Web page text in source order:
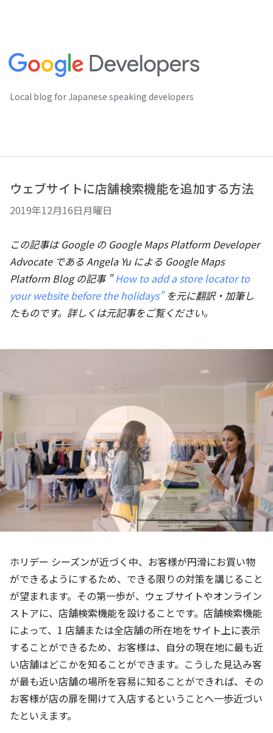
Local blog for Japanese speaking developers
ウェブサイトに店舗検索機能を追加する方法
2019年12月16日月曜日
この記事は Google の Google Maps Platform Developer
Advocate である Angela Yu による Google Maps
Platform Blog の記事 "How to add a store locator to
your website before the holidays"を元に翻訳・加筆し
たものです。詳しくは元記事をご覧ください。
ホリデー シーズンが近づく中、お客様が円滑にお買い物
ができるようにするため、できる限りの対策を講じること
が望まれます。その第一歩が、ウェブサイトやオンライン
ストアに、店舗検索機能を設けることです。店舗検索機能
によって、1 店舗または全店舗の所在地をサイト上に表示
することができるため、お客様は、自分の現在地に最も近
い店舗はどこかを知ることができます。こうした見込み客
が最も近い店舗の場所を容易に知ることができれば、その
お客様が店の扉を開けて入店するということへ一歩近づい
たといえます。